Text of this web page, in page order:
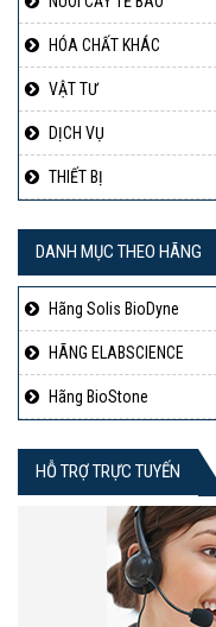
HÓA CHẤT KHÁC
VẬT TƯ
DỊCH VỤ
THIẾT BỊ
DANH MỤC THEO HÃNG
Hãng Solis BioDyne
HÃNG ELABSCIENCE
Hãng BioStone
HỖ TRỢ TRỰC TUYẾN